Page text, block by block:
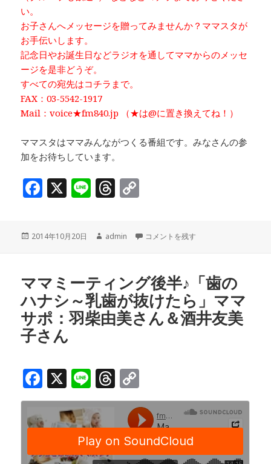
い。
お子さんへメッセージを贈ってみませんか？ママスタが
お手伝いします。
記念日やお誕生日などラジオを通してママからのメッセ
ージを是非どうぞ。
すべての宛先はコチラまで。
FAX：03-5542-1917
Mail：voice★fm840.jp （★は@に置き換えてね！）
ママスタはママみんながつくる番組です。みなさんの参
加をお待ちしています。
F
c
e
o
o
k
X Li
e
T
r
e
d
s
p
y
n
k
投
2014年10月20日
作
admin 「Happy Time♫（前半）」取材：
コメントを残す
ママミーティング後半♪「歯の
ハナシ～乳歯が抜けたら」ママ
サポ：羽柴由美さん＆酒井友美
子さん
F
a
c
e
b
X Li
n
e
T
h
e
a
o
p
y
Li